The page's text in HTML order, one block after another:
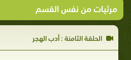
مرئيات من نفس القسم
الحلقة الثامنة : أدب الهجر